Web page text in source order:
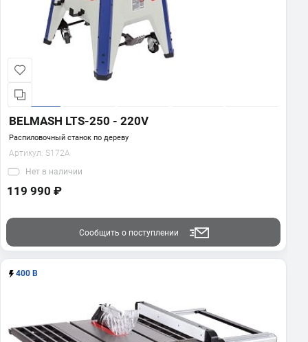
BELMASH LTS-250 - 220V
Распиловочный станок по дереву
Артикул: S172A
Нет в наличии
119 990 ₽
Сообщить о поступлении
400 В